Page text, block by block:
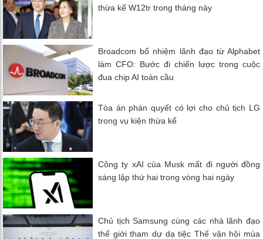
thừa kế W12tr trong tháng này
Broadcom bổ nhiệm lãnh đạo từ Alphabet
làm CFO: Bước đi chiến lược trong cuộc
đua chip AI toàn cầu
Tòa án phán quyết có lợi cho chủ tịch LG
trong vụ kiện thừa kế
Công ty xAI của Musk mất đi người đồng
sáng lập thứ hai trong vòng hai ngày
Chủ tịch Samsung cùng các nhà lãnh đạo
thế giới tham dự dạ tiệc Thế vận hội mùa